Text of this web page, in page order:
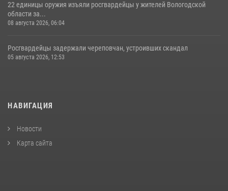
22 единицы оружия изъяли росгвардейцы у жителей Вологодской
области за...
08 августа 2026, 06:04
Росгвардейцы задержали череповчан, устроивших скандал
05 августа 2026, 12:53
НАВИГАЦИЯ
Новости
Карта сайта